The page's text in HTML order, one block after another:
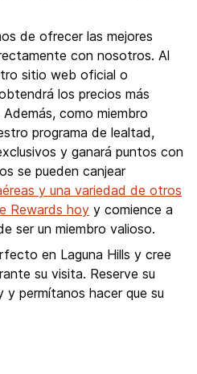
de ofrecer las mejores
con nosotros. Al
sitio web oficial o
los precios más
como miembro
programa de lealtad,
y ganará puntos con
se pueden canjear
y una variedad de otros
Rewards hoy y comience a
ser un miembro valioso.
en Laguna Hills y cree
su visita. Reserve su
permítanos hacer que su